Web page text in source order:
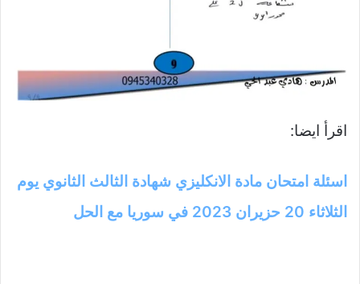
اقرأ ايضا:
اسئلة امتحان مادة الانكليزي شهادة الثالث الثانوي يوم
الثلاثاء 20 حزيران 2023 في سوريا مع الحل